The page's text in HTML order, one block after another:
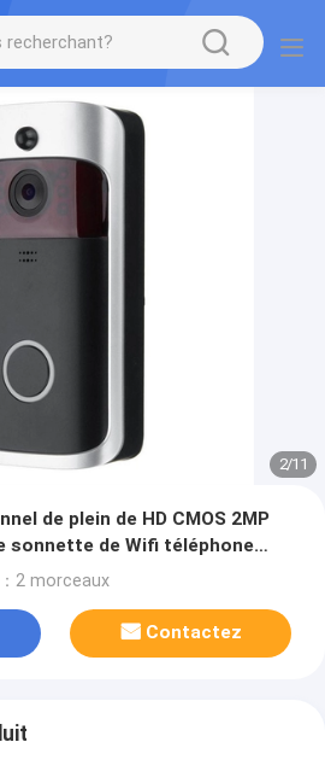
2/11
de plein de HD CMOS 2MP
sonnette de Wifi téléphone
2 morceaux
Contactez